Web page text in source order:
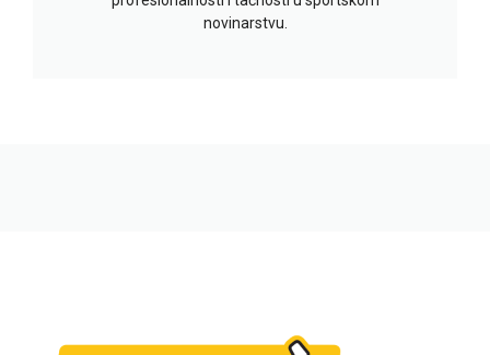
novinarstvu.